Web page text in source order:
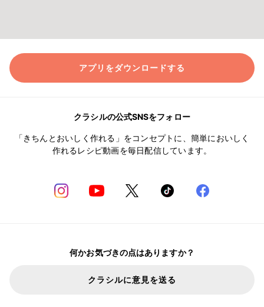
アプリをダウンロードする
クラシルの公式SNSをフォロー
「きちんとおいしく作れる」をコンセプトに、簡単においしく
作れるレシピ動画を毎日配信しています。
何かお気づきの点はありますか？
クラシルに意見を送る